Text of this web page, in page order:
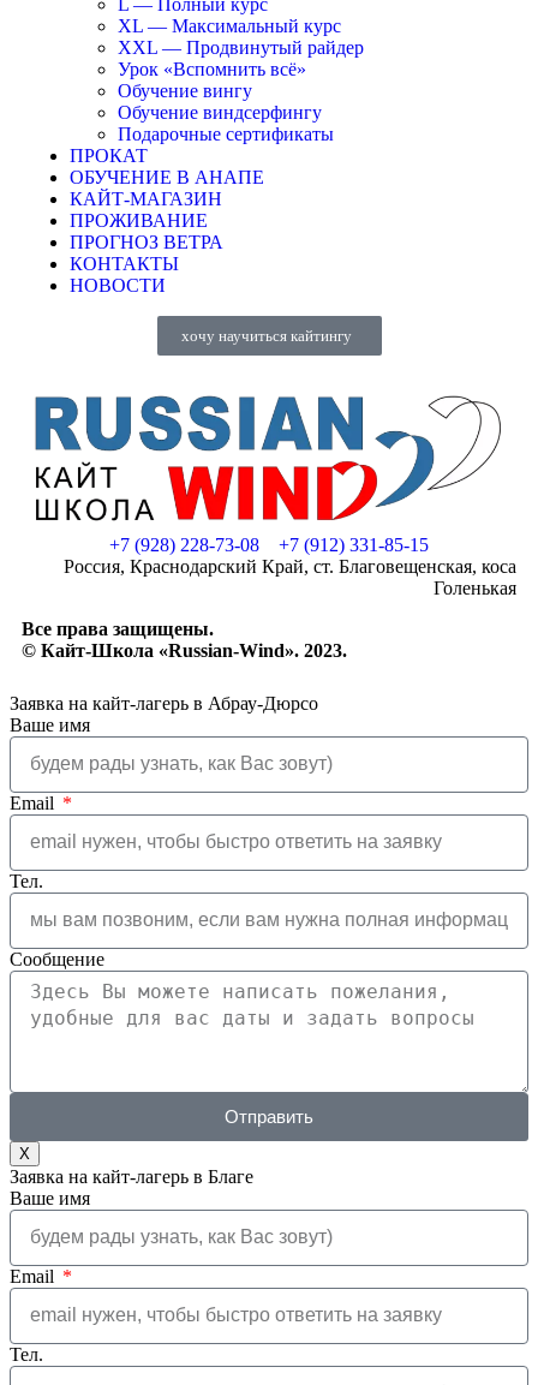
L — Полный курс
XL — Максимальный курс
XXL — Продвинутый райдер
Урок «Вспомнить всё»
Обучение вингу
Обучение виндсерфингу
Подарочные сертификаты
ПРОКАТ
ОБУЧЕНИЕ В АНАПЕ
КАЙТ-МАГАЗИН
ПРОЖИВАНИЕ
ПРОГНОЗ ВЕТРА
КОНТАКТЫ
НОВОСТИ
хочу научиться кайтингу
Все права защищены.
© Кайт-Школа «Russian-Wind». 2023.
+7 (928) 228-73-08
+7 (912) 331-85-15
Россия, Краснодарский Край, ст. Благовещенская, коса
Голенькая
Заявка на кайт-лагерь в Абрау-Дюрсо
Ваше имя
Email
Тел.
Сообщение
Отправить
X
Заявка на кайт-лагерь в Благе
Ваше имя
Email
Тел.